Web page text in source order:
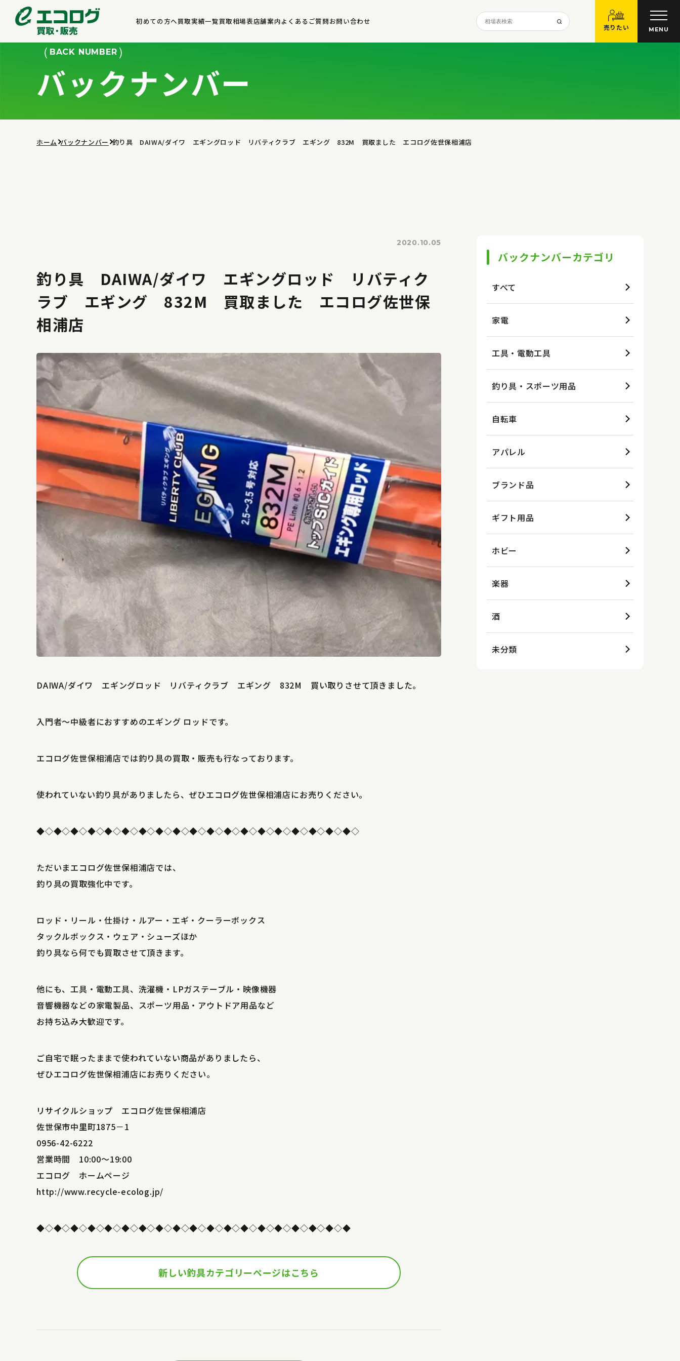
初めての方へ買取実績一覧買取相場表店舗案内よくあるご質問お問い合わせ
売りたい MENU
BACK NUMBER
バックナンバー
ホーム バックナンバー 釣り具 DAIWA/ダイワ エギングロッド リバティクラブ エギング 832M 買取ました エコログ佐世保相浦店
2020.10.05
釣り具 DAIWA/ダイワ エギングロッド リバティク
ラブ エギング 832M 買取ました エコログ佐世保
相浦店
DAIWA/ダイワ エギングロッド リバティクラブ エギング 832M 買い取りさせて頂きました。
入門者〜中級者におすすめのエギング ロッドです。
エコログ佐世保相浦店では釣り具の買取・販売も行なっております。
使われていない釣り具がありましたら、ぜひエコログ佐世保相浦店にお売りください。
◆◇◆◇◆◇◆◇◆◇◆◇◆◇◆◇◆◇◆◇◆◇◆◇◆◇◆◇◆◇◆◇◆◇◆◇◆◇
ただいまエコログ佐世保相浦店では、
釣り具の買取強化中です。
ロッド・リール・仕掛け・ルアー・エギ・クーラーボックス
タックルボックス・ウェア・シューズほか
釣り具なら何でも買取させて頂きます。
他にも、工具・電動工具、洗濯機・LPガステーブル・映像機器
音響機器などの家電製品、スポーツ用品・アウトドア用品など
お持ち込み大歓迎です。
ご自宅で眠ったままで使われていない商品がありましたら、
ぜひエコログ佐世保相浦店にお売りください。
リサイクルショップ エコログ佐世保相浦店
佐世保市中里町1875－1
0956-42-6222
営業時間 10:00～19:00
エコログ ホームページ
http://www.recycle-ecolog.jp/
◆◇◆◇◆◇◆◇◆◇◆◇◆◇◆◇◆◇◆◇◆◇◆◇◆◇◆◇◆◇◆◇◆◇◆◇◆
新しい釣具カテゴリーページはこちら
バックナンバーカテゴリ
すべて
家電
工具・電動工具
釣り具・スポーツ用品
自転車
アパレル
ブランド品
ギフト用品
ホビー
楽器
酒
未分類